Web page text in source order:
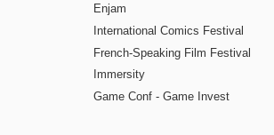
Enjam
International Comics Festival
French-Speaking Film Festival
Immersity
Game Conf - Game Invest